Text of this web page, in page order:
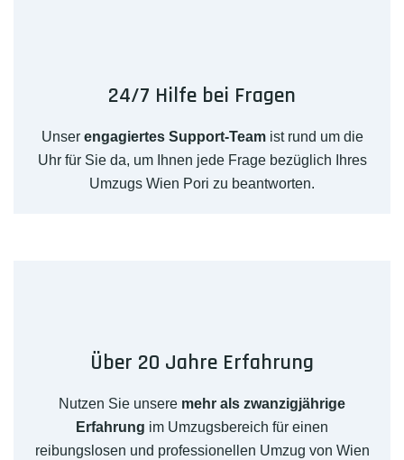
24/7 Hilfe bei Fragen
Unser engagiertes Support-Teamist rund um die
Uhr für Sie da, um Ihnen jede Frage bezüglich Ihres
Umzugs Wien Pori zu beantworten.
Über 20 Jahre Erfahrung
Nutzen Sie unsere mehr als zwanzigjährige
Erfahrung im Umzugsbereich für einen
reibungslosen und professionellen Umzug von Wien